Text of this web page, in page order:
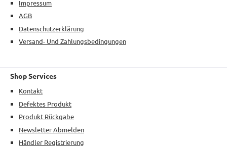
Impressum
AGB
Datenschutzerklärung
Versand- Und Zahlungsbedingungen
Shop Services
Kontakt
Defektes Produkt
Produkt Rückgabe
Newsletter Abmelden
Händler Registrierung